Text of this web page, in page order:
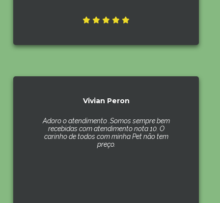
Vivian Peron
Adoro o atendimento .Somos sempre bem
recebidas com atendimento nota 10. O
carinho de todos com minha Pet não tem
preço.